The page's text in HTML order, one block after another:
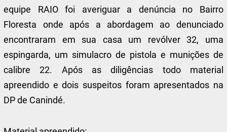
equipe RAIO foi averiguar a denúncia no Bairro
Floresta onde após a abordagem ao denunciado
encontraram em sua casa um revólver 32, uma
espingarda, um simulacro de pistola e munições de
calibre 22. Após as diligências todo material
apreendido e dois suspeitos foram apresentados na
DP de Canindé.